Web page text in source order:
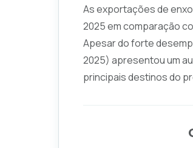
As exportações de
2025 em comparação
Apesar do forte
2025) apresentou um
principais destinos do